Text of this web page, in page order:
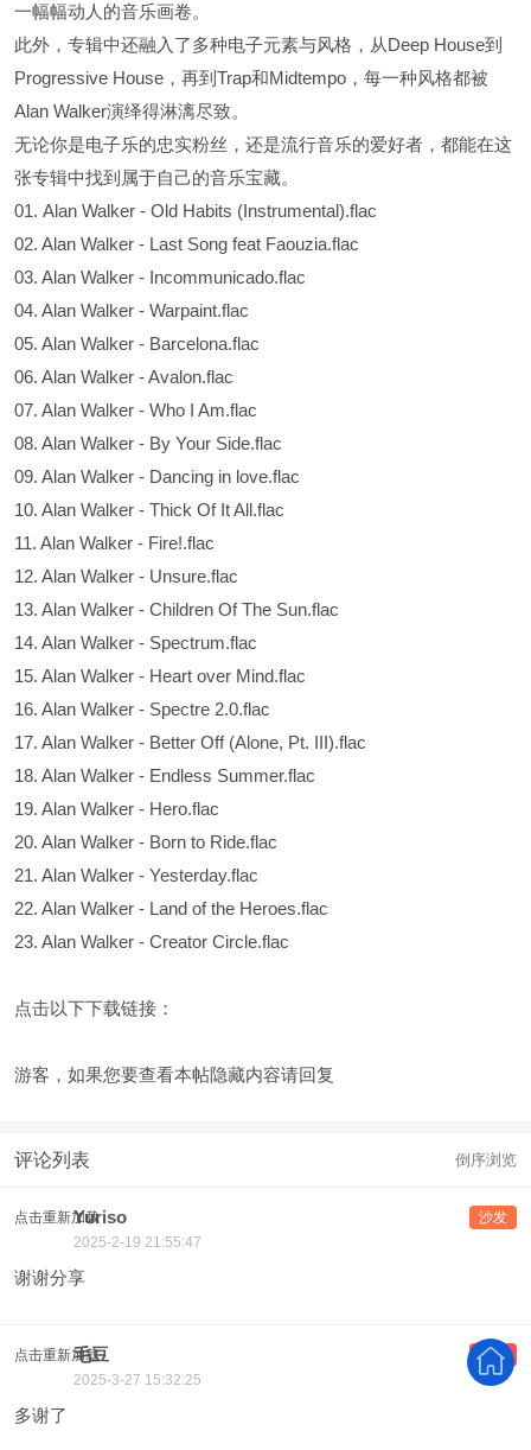
一幅幅动人的音乐画卷。
此外，专辑中还融入了多种电子元素与风格，从Deep House到
Progressive House，再到Trap和Midtempo，每一种风格都被
Alan Walker演绎得淋漓尽致。
无论你是电子乐的忠实粉丝，还是流行音乐的爱好者，都能在这
张专辑中找到属于自己的音乐宝藏。
01. Alan Walker - Old Habits (Instrumental).flac
02. Alan Walker - Last Song feat Faouzia.flac
03. Alan Walker - Incommunicado.flac
04. Alan Walker - Warpaint.flac
05. Alan Walker - Barcelona.flac
06. Alan Walker - Avalon.flac
07. Alan Walker - Who I Am.flac
08. Alan Walker - By Your Side.flac
09. Alan Walker - Dancing in love.flac
10. Alan Walker - Thick Of It All.flac
11. Alan Walker - Fire!.flac
12. Alan Walker - Unsure.flac
13. Alan Walker - Children Of The Sun.flac
14. Alan Walker - Spectrum.flac
15. Alan Walker - Heart over Mind.flac
16. Alan Walker - Spectre 2.0.flac
17. Alan Walker - Better Off (Alone, Pt. III).flac
18. Alan Walker - Endless Summer.flac
19. Alan Walker - Hero.flac
20. Alan Walker - Born to Ride.flac
21. Alan Walker - Yesterday.flac
22. Alan Walker - Land of the Heroes.flac
23. Alan Walker - Creator Circle.flac
点击以下下载链接：
游客，如果您要查看本帖隐藏内容请回复
评论列表 倒序浏览
点击重新加载 沙发
Yuriso
2025-2-19 21:55:47
谢谢分享
点击重新加载 板凳
毛豆
2025-3-27 15:32:25
多谢了